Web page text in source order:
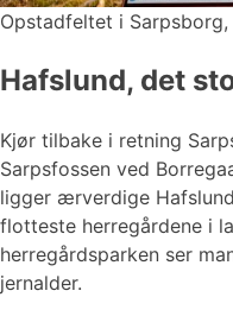
Opstadfeltet i
Hafslund, det
Kjør tilbake i retning
Sarpsfossen ved
ligger ærverdige
flotteste herregårdene i
herregårdsparken ser
jernalder.